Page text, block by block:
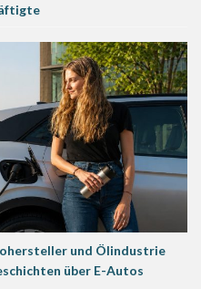
und Ölindustrie
über E-Autos